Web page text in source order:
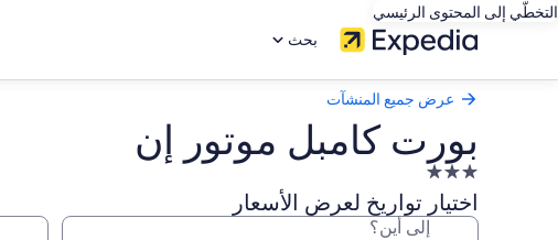
التخطّي إلى المحتوى الرئيسي
بحث
عرض جميع المنشآت
بورت كامبل موتور إن
منشأة
فندقية
مصنفة
اختيار تواريخ لعرض الأسعار
إلى أين؟